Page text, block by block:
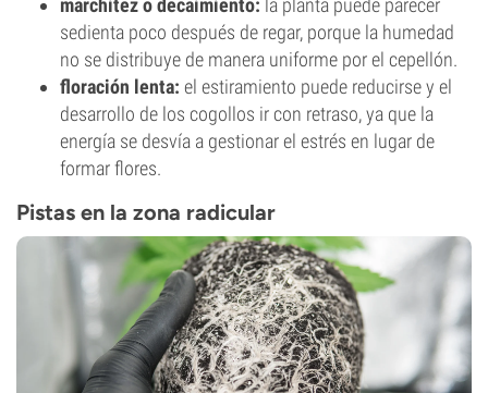
marchitez o decaimiento: la planta puede parecer
sedienta poco después de regar, porque la humedad
no se distribuye de manera uniforme por el cepellón.
floración lenta: el estiramiento puede reducirse y el
desarrollo de los cogollos ir con retraso, ya que la
energía se desvía a gestionar el estrés en lugar de
formar flores.
Pistas en la zona radicular